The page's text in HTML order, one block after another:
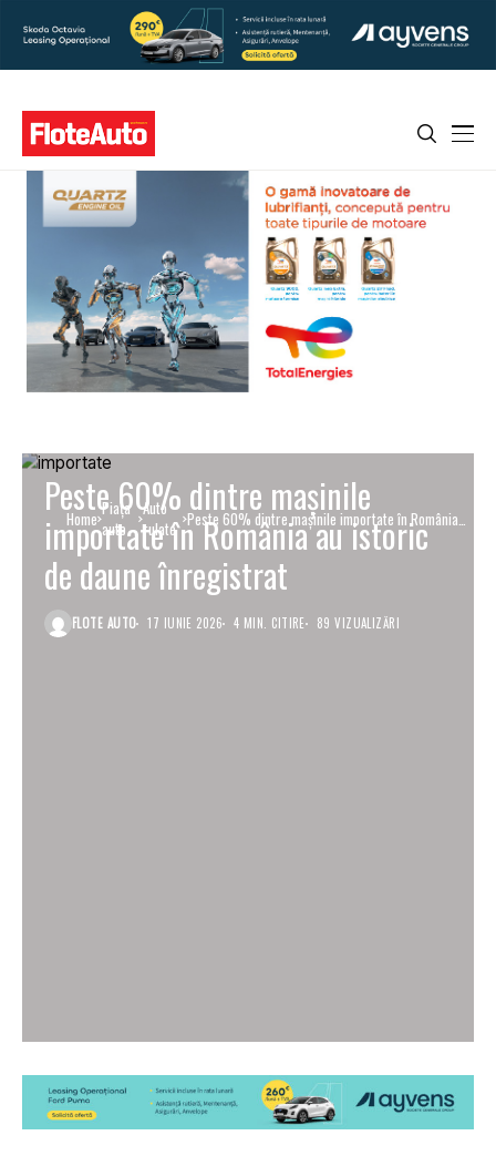
Home Piaţa
auto
Auto
rulate Peste 60% dintre mașinile importate în România
au istoric de daune înregistrat
Peste 60% dintre mașinile
importate în România au istoric
de daune înregistrat
FLOTE AUTO 17 IUNIE 2026 4 MIN. CITIRE 89 VIZUALIZĂRI